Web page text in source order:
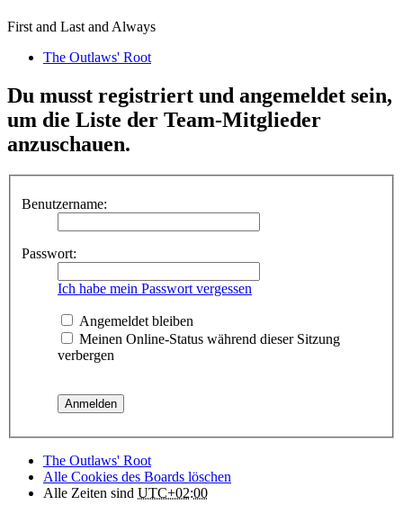
First and Last and Always
The Outlaws' Root
Du musst registriert und angemeldet sein,
um die Liste der Team-Mitglieder
anzuschauen.
Benutzername:
Passwort:
Ich habe mein Passwort vergessen
Angemeldet bleiben
Meinen Online-Status während dieser Sitzung
verbergen
The Outlaws' Root
Alle Cookies des Boards löschen
Alle Zeiten sind UTC+02:00